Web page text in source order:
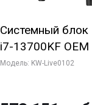
Системный блок
i7-13700KF OEM
7, C16 8EC/8PC/
Модель: KW-Live0102